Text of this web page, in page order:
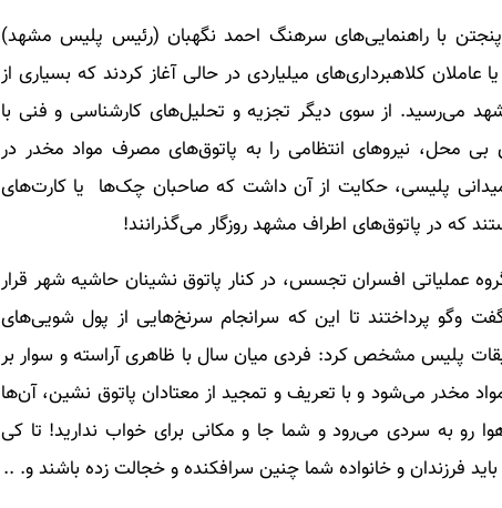
پنجتن با راهنمایی‌های سرهنگ احمد نگهبان (رئیس پلیس مشهد)
کلاهبرداری‌های میلیاردی در حالی آغاز کردند که بسیاری از
می‌رسید. از سوی دیگر تجزیه و تحلیل‌های کارشناسی و فنی با
محل، نیروهای انتظامی را به پاتوق‌های مصرف مواد مخدر در
پلیسی، حکایت از آن داشت که صاحبان چک‌ها یا کارت‌های
که در پاتوق‌های اطراف مشهد روزگار می‌گذرانند!
عملیاتی افسران تجسس، در کنار پاتوق نشینان حاشیه شهر قرار
وگو پرداختند تا این که سرانجام سرنخ‌هایی از پول شویی‌های
پلیس مشخص کرد: فردی میان سال با ظاهری آراسته و سوار بر
مخدر می‌شود و با تعریف و تمجید از معتادان پاتوق نشین، آن‌ها
رو به سردی می‌رود و شما جا و مکانی برای خواب ندارید! تا کی
فرزندان و خانواده شما چنین سرافکنده و خجالت زده باشند و. ..